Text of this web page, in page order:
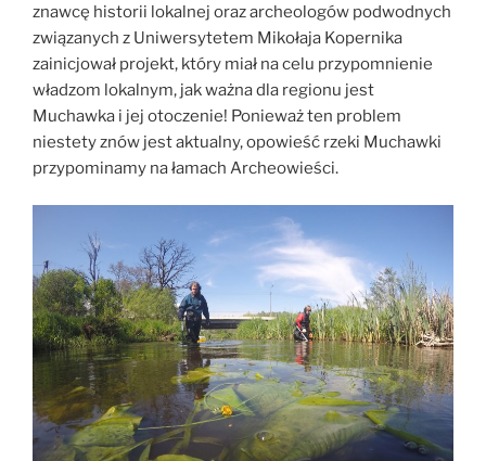
znawcę historii lokalnej oraz archeologów podwodnych
związanych z Uniwersytetem Mikołaja Kopernika
zainicjował projekt, który miał na celu przypomnienie
władzom lokalnym, jak ważna dla regionu jest
Muchawka i jej otoczenie! Ponieważ ten problem
niestety znów jest aktualny, opowieść rzeki Muchawki
przypominamy na łamach Archeowieści.